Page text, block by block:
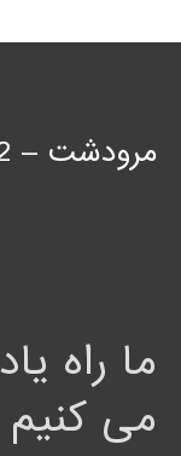
مرودشت – 22 بهمن شمالی
ما راه
می کنیم